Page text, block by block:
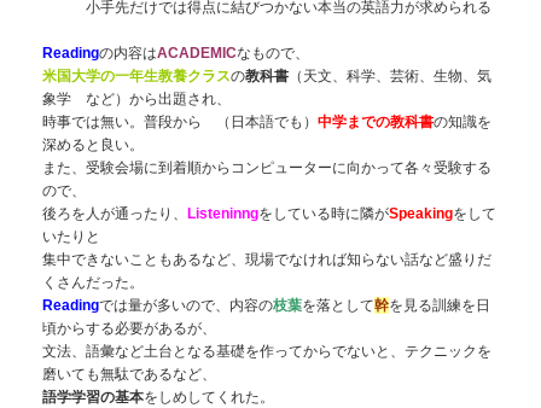
小手先だけでは得点に結びつかない本当の英語力が求められる
Readingの内容はACADEMICなもので、
米国大学の一年生教養クラスの教科書 （天文、科学、芸術、生物、気
象学 など）から出題され、
時事では無い。普段から （日本語でも） 中学までの教科書の知識を
深めると良い。
また、受験会場に到着順からコンピューターに向かって各々受験する
ので、
後ろを人が通ったり、
Listeninngをしている時に隣がSpeakingをして
いたりと
集中できないこともあるなど、現場でなければ知らない話など盛りだ
くさんだった。
Readingでは量が多いので、内容の枝葉を落として幹を見る訓練を日
頃からする必要があるが、
文法、語彙など土台となる基礎を作ってからでないと、テクニックを
磨いても無駄であるなど、
語学学習の基本をしめしてくれた。